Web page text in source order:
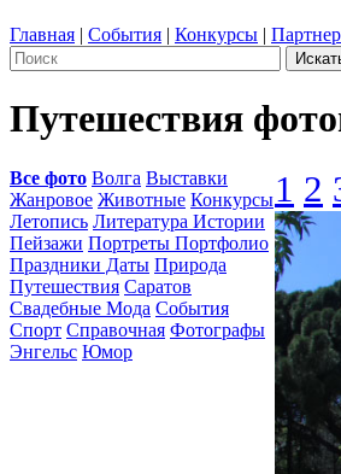
Главная | События | Конкурсы |
Путешествия
Все фото Волга Выставки
Жанровое Животные Конкурсы
Летопись Литература Истории
Пейзажи Портреты Портфолио
Праздники Даты Природа
Путешествия Саратов
Свадебные Мода События
Спорт Справочная Фотографы
Энгельс Юмор
1 2